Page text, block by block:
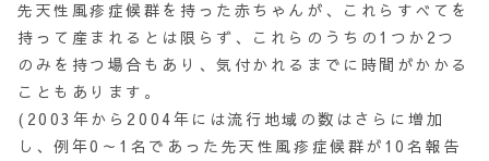
先天性風疹症候群を持った赤ちゃんが、これらすべてを
持って産まれるとは限らず、これらのうちの1つか2つ
のみを持つ場合もあり、気付かれるまでに時間がかかる
こともあります。
(2003年から2004年には流行地域の数はさらに増加
し、例年0～1名であった先天性風疹症候群が10名報告